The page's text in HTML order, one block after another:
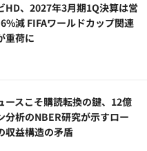
HD、2027年3月期1Q決算は営
減 FIFAワールドカップ関連
重荷に
ースこそ購読転換の鍵、12億
分析のNBER研究が示すロー
収益構造の矛盾